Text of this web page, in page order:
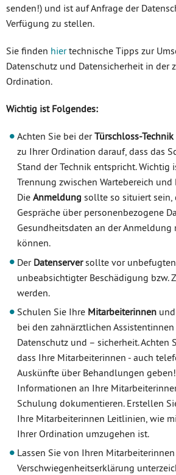
senden!) und ist auf Anfrage der
Verfügung zu stellen.
Sie finden hiertechnische Tipps zur
Datenschutz und Datensicherheit in der
Ordination.
Wichtig ist Folgendes:
Achten Sie bei derTürschloss-Technik
zu Ihrer Ordination darauf, dass das
Stand der Technik entspricht. Wichtig
Trennung zwischen Wartebereich
Die Anmeldung sollte so situiert sein,
Gespräche über personenbezogene
Gesundheitsdaten an der
können.
Der Datenserversollte vor
unbeabsichtigter Beschädigung bzw.
werden.
Schulen Sie Ihre Mitarbeiterinnen
bei den zahnärztlichen
Datenschutz und – sicherheit. Achten
dass Ihre Mitarbeiterinnen - auch
Auskünfte über Behandlungen
Informationen an Ihre
Schulung dokumentieren. Erstellen
Ihre Mitarbeiterinnen Leitlinien, wie
Ihrer Ordination umzugehen ist.
Lassen Sie von Ihren
Verschwiegenheitserklärung